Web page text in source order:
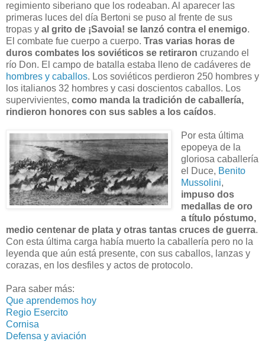
regimiento siberiano que los rodeaban. Al aparecer las
primeras luces del día Bertoni se puso al frente de sus
tropas y al grito de ¡Savoia! se lanzó contra el enemigo.
El combate fue cuerpo a cuerpo. Tras varias horas de
duros combates los soviéticos se retiraron cruzando el
río Don. El campo de batalla estaba lleno de cadáveres de
hombres y caballos. Los soviéticos perdieron 250 hombres y
los italianos 32 hombres y casi doscientos caballos. Los
supervivientes, como manda la tradición de caballería,
rindieron honores con sus sables a los caídos.
Por esta última
epopeya de la
gloriosa caballería
el Duce, Benito
Mussolini,
impuso dos
medallas de oro
a título póstumo,
medio centenar de plata y otras tantas cruces de guerra.
Con esta última carga había muerto la caballería pero no la
leyenda que aún está presente, con sus caballos, lanzas y
corazas, en los desfiles y actos de protocolo.
Para saber más:
Que aprendemos hoy
Regio Esercito
Cornisa
Defensa y aviación